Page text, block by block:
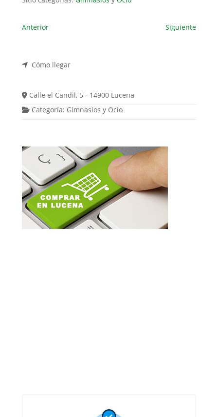
Anterior Siguiente
Cómo llegar
Calle el Candil, 5 - 14900 Lucena
Categoría: Gimnasios y Ocio